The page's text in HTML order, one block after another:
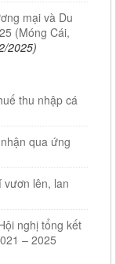
mại và Du
(Móng Cái,
2025)
thu nhập cá
qua ứng
vươn lên, lan
nghị tổng kết
– 2025